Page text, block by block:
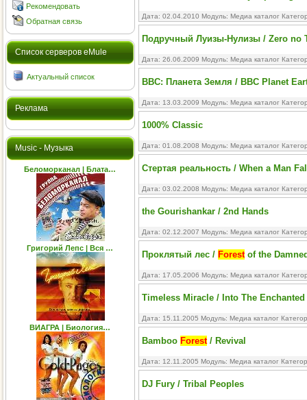
Рекомендовать
Обратная связь
Cписок серверов eMule
Актуальный список
Реклама
Music - Музыка
Беломорканал | Блата…
Григорий Лепс | Вся …
ВИАГРА | Биология…
Дата: 02.04.2010 Модуль: Медиа каталог
Подручный Луизы-Нулизы / Zero no
Дата: 26.06.2009 Модуль: Медиа каталог
BBC: Планета Земля / BBC Planet
Дата: 13.03.2009 Модуль: Медиа каталог
1000% Classic
Дата: 01.08.2008 Модуль: Медиа каталог
Стертая реальность / When a Man
Дата: 03.02.2008 Модуль: Медиа каталог
the Gourishankar / 2nd Hands
Дата: 02.12.2007 Модуль: Медиа каталог
Проклятый лес / Forestof the
Дата: 17.05.2006 Модуль: Медиа каталог
Timeless Miracle / Into The Enchanted
Дата: 15.11.2005 Модуль: Медиа каталог
Bamboo Forest/ Revival
Дата: 12.11.2005 Модуль: Медиа каталог
DJ Fury / Tribal Peoples